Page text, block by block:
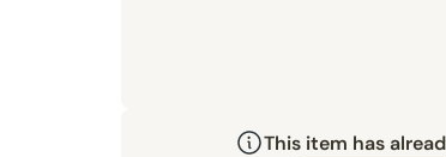
This item has